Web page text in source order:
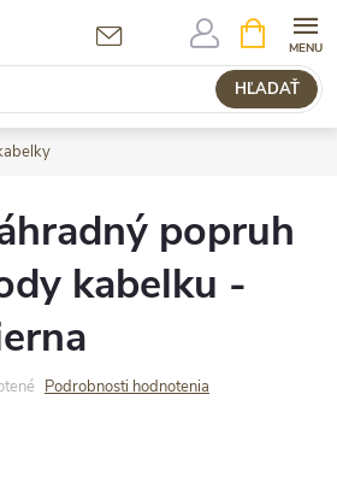
HĽADAŤ
KOŠÍK
popruh
kabelku -
Podrobnosti hodnotenia